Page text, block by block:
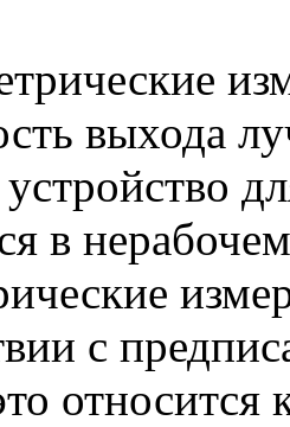
выхода
в
с